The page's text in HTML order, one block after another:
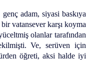
adam, siyasi baskıya
vatansever karşı koyma
olanlar tarafından
Ve, serüven için
öğreti, aksi halde iyi